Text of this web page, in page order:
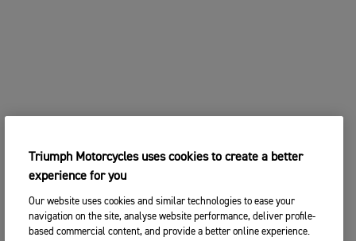
Triumph Motorcycles uses cookies to create a better
experience for you
Our website uses cookies and similar technologies to ease your
navigation on the site, analyse website performance, deliver profile-
based commercial content, and provide a better online experience.